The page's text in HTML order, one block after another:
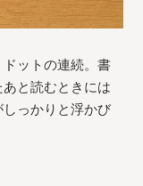
ットの連続。書
と読むときには
っかりと浮かび